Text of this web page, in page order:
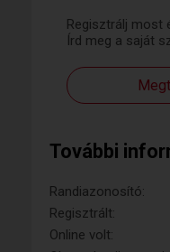
Regisztrálj most
Írd meg a saját
További
Randiazonosító:
Regisztrált:
Online volt: